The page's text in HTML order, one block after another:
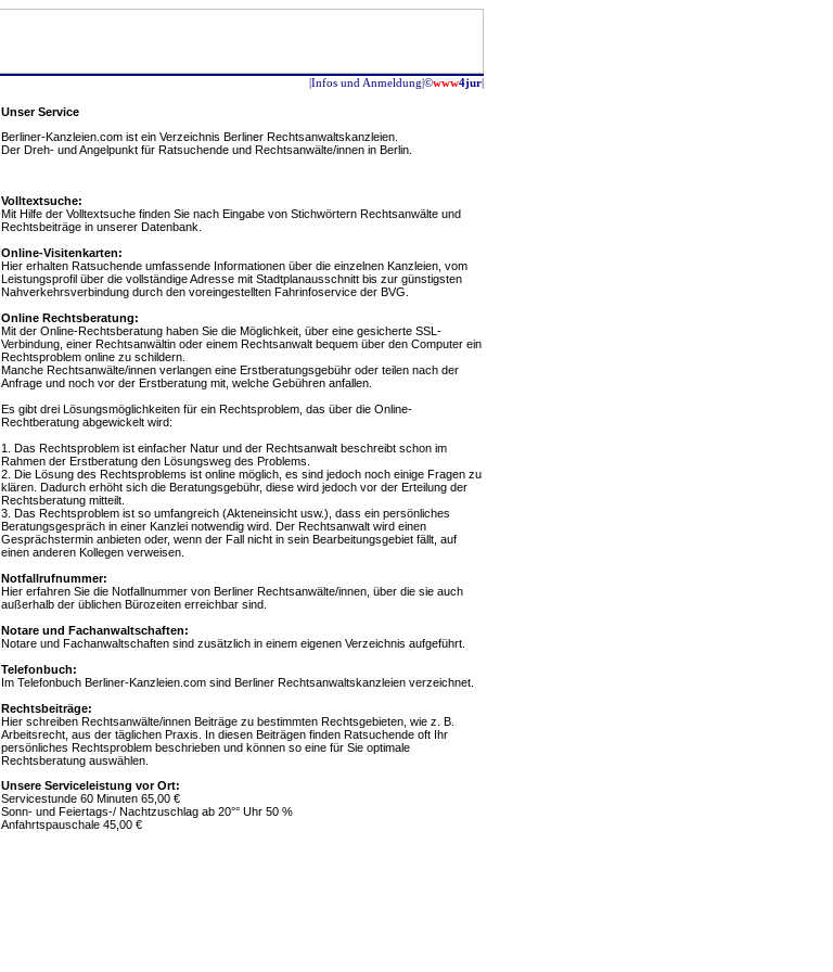
|Infos und Anmeldung|©www4jur|
Unser Service
Berliner-Kanzleien.com ist ein Verzeichnis Berliner Rechtsanwaltskanzleien.
Der Dreh- und Angelpunkt für Ratsuchende und Rechtsanwälte/innen in Berlin.
Volltextsuche:
Mit Hilfe der Volltextsuche finden Sie nach Eingabe von Stichwörtern Rechtsanwälte und
Rechtsbeiträge in unserer Datenbank.
Online-Visitenkarten:
Hier erhalten Ratsuchende umfassende Informationen über die einzelnen Kanzleien, vom
Leistungsprofil über die vollständige Adresse mit Stadtplanausschnitt bis zur günstigsten
Nahverkehrsverbindung durch den voreingestellten Fahrinfoservice der BVG.
Online Rechtsberatung:
Mit der Online-Rechtsberatung haben Sie die Möglichkeit, über eine gesicherte SSL-
Verbindung, einer Rechtsanwältin oder einem Rechtsanwalt bequem über den Computer ein
Rechtsproblem online zu schildern.
Manche Rechtsanwälte/innen verlangen eine Erstberatungsgebühr oder teilen nach der
Anfrage und noch vor der Erstberatung mit, welche Gebühren anfallen.
Es gibt drei Lösungsmöglichkeiten für ein Rechtsproblem, das über die Online-
Rechtberatung abgewickelt wird:
1. Das Rechtsproblem ist einfacher Natur und der Rechtsanwalt beschreibt schon im
Rahmen der Erstberatung den Lösungsweg des Problems.
2. Die Lösung des Rechtsproblems ist online möglich, es sind jedoch noch einige Fragen zu
klären. Dadurch erhöht sich die Beratungsgebühr, diese wird jedoch vor der Erteilung der
Rechtsberatung mitteilt.
3. Das Rechtsproblem ist so umfangreich (Akteneinsicht usw.), dass ein persönliches
Beratungsgespräch in einer Kanzlei notwendig wird. Der Rechtsanwalt wird einen
Gesprächstermin anbieten oder, wenn der Fall nicht in sein Bearbeitungsgebiet fällt, auf
einen anderen Kollegen verweisen.
Notfallrufnummer:
Hier erfahren Sie die Notfallnummer von Berliner Rechtsanwälte/innen, über die sie auch
außerhalb der üblichen Bürozeiten erreichbar sind.
Notare und Fachanwaltschaften:
Notare und Fachanwaltschaften sind zusätzlich in einem eigenen Verzeichnis aufgeführt.
Telefonbuch:
Im Telefonbuch Berliner-Kanzleien.com sind Berliner Rechtsanwaltskanzleien verzeichnet.
Rechtsbeiträge:
Hier schreiben Rechtsanwälte/innen Beiträge zu bestimmten Rechtsgebieten, wie z. B.
Arbeitsrecht, aus der täglichen Praxis. In diesen Beiträgen finden Ratsuchende oft Ihr
persönliches Rechtsproblem beschrieben und können so eine für Sie optimale
Rechtsberatung auswählen.
Unsere Serviceleistung vor Ort:
Servicestunde 60 Minuten 65,00 €
Sonn- und Feiertags-/ Nachtzuschlag ab 20°° Uhr 50 %
Anfahrtspauschale 45,00 €